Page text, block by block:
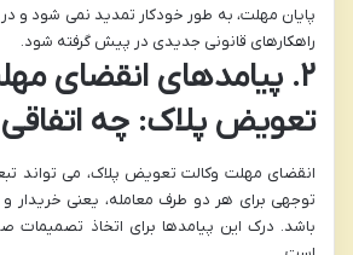
پایان مهلت، به طور خودکار تمدید نمی شود و
راهکارهای قانونی جدیدی در پیش گرفته شود.
۲. پیامدهای انقضای
تعویض پلاک: چه
انقضای مهلت وکالت تعویض پلاک، می تواند
توجهی برای هر دو طرف معامله، یعنی خریدار
باشد. درک این پیامدها برای اتخاذ تصمیمات